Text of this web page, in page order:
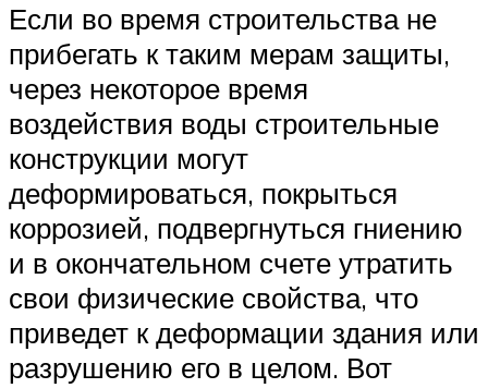
Если во время строительства не
прибегать к таким мерам защиты,
через некоторое время
воздействия воды строительные
конструкции могут
деформироваться, покрыться
коррозией, подвергнуться гниению
и в окончательном счете утратить
свои физические свойства, что
приведет к деформации здания или
разрушению его в целом. Вот